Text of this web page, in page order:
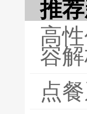
推
高
容
点